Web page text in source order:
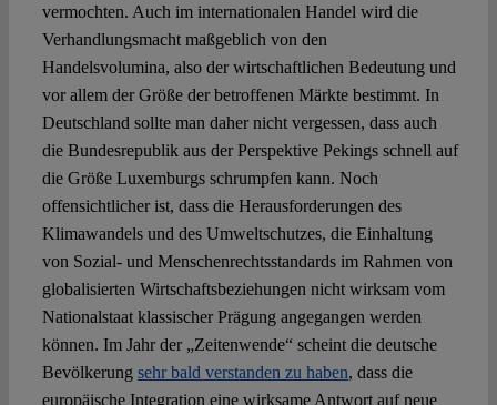
vermochten. Auch im internationalen Handel wird die
Verhandlungsmacht maßgeblich von den
Handelsvolumina, also der wirtschaftlichen Bedeutung und
vor allem der Größe der betroffenen Märkte bestimmt. In
Deutschland sollte man daher nicht vergessen, dass auch
die Bundesrepublik aus der Perspektive Pekings schnell auf
die Größe Luxemburgs schrumpfen kann. Noch
offensichtlicher ist, dass die Herausforderungen des
Klimawandels und des Umweltschutzes, die Einhaltung
von Sozial- und Menschenrechtsstandards im Rahmen von
globalisierten Wirtschaftsbeziehungen nicht wirksam vom
Nationalstaat klassischer Prägung angegangen werden
können. Im Jahr der „Zeitenwende“ scheint die deutsche
Bevölkerung sehr bald verstanden zu haben, dass die
europäische Integration eine wirksame Antwort auf neue